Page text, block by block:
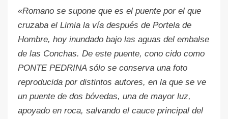
«Romano se supone que es el puente por el que
cruzaba el Limia la vía después de Portela de
Hombre, hoy inundado bajo las aguas del embalse
de las Conchas. De este puente, cono cido como
PONTE PEDRINA sólo se conserva una foto
reproducida por distintos autores, en la que se ve
un puente de dos bóvedas, una de mayor luz,
apoyado en roca, salvando el cauce principal del